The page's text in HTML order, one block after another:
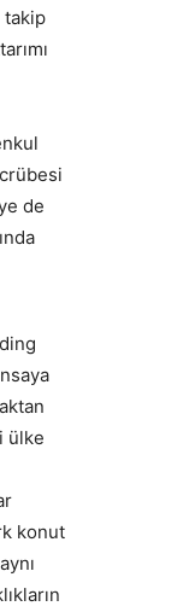
takip
de
ülke
konut